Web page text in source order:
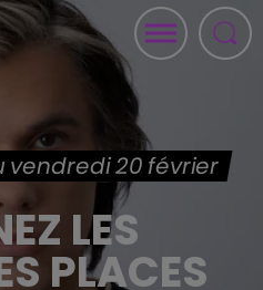
vendredi 20 février
LES
PLACES